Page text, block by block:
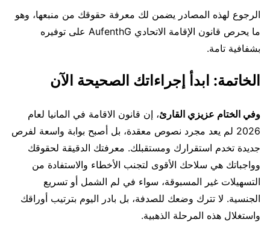
الرجوع لهذه المصادر يضمن لك معرفة حقوقك من منبعها، وهو
ما يحرص قانون الإقامة الاتحادي AufenthG على توفيره
بشفافية تامة.
الخاتمة: ابدأ إجراءاتك الصحيحة الآن
وفي الختام عزيزي القارئ، إن قانون الاقامة في المانيا لعام
2026 لم يعد مجرد نصوص معقدة، بل أصبح بوابة واسعة لفرص
جديدة تخدم استقرارك ومستقبلك. معرفتك الدقيقة لحقوقك
وواجباتك هي سلاحك الأقوى لتجنب الأخطاء والاستفادة من
التسهيلات غير المسبوقة، سواء في لم الشمل أو تسريع
الجنسية. لا تترك وضعك للصدفة، بل بادر اليوم بترتيب أوراقك
واستغلال هذه المرحلة الذهبية.